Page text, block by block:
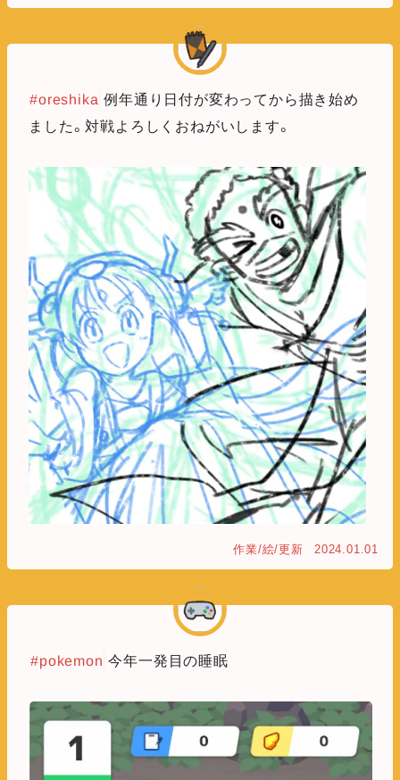
#oreshika 例年通り日付が変わってから描き始め
ました。対戦よろしくおねがいします。
作業/絵/更新 2024.01.01
#pokemon 今年一発目の睡眠